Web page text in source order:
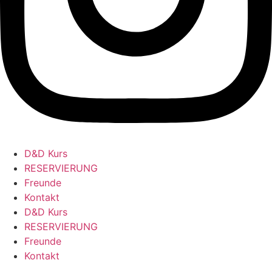
D&D Kurs
RESERVIERUNG
Freunde
Kontakt
D&D Kurs
RESERVIERUNG
Freunde
Kontakt